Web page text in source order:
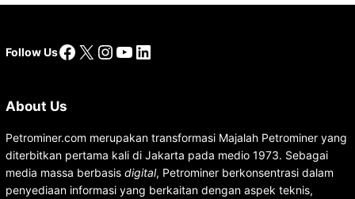
Follow UsFacebook
X Instagram
YouTube
LinkedIn
About Us
Petrominer.com merupakan transformasi Majalah Petrominer yang
diterbitkan pertama kali di Jakarta pada medio 1973. Sebagai
media massa berbasis digital, Petrominer berkonsentrasi dalam
penyediaan informasi yang berkaitan dengan aspek teknis,